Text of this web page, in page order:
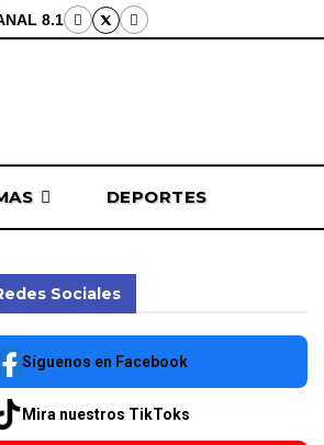
8.1
DEPORTES
Sociales
Síguenos en Facebook
Mira nuestros TikToks